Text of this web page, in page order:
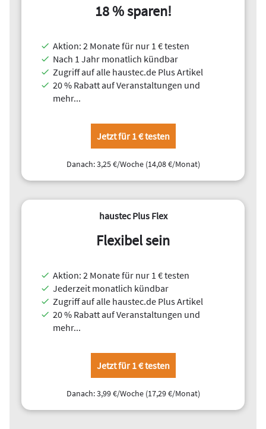
18 % sparen!
Aktion: 2 Monate für nur 1 € testen
Nach 1 Jahr monatlich kündbar
Zugriff auf alle haustec.de Plus Artikel
20 % Rabatt auf Veranstaltungen und
mehr...
Jetzt für 1 € testen
Danach: 3,25 €/Woche (14,08 €/Monat)
haustec Plus Flex
Flexibel sein
Aktion: 2 Monate für nur 1 € testen
Jederzeit monatlich kündbar
Zugriff auf alle haustec.de Plus Artikel
20 % Rabatt auf Veranstaltungen und
mehr...
Jetzt für 1 € testen
Danach: 3,99 €/Woche (17,29 €/Monat)